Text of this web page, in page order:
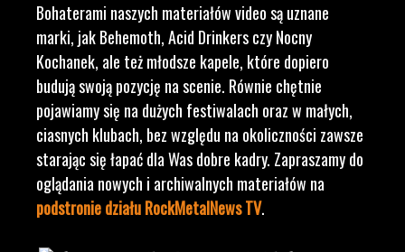
Bohaterami naszych materiałów video są uznane
marki, jak Behemoth, Acid Drinkers czy Nocny
Kochanek, ale też młodsze kapele, które dopiero
budują swoją pozycję na scenie. Równie chętnie
pojawiamy się na dużych festiwalach oraz w małych,
ciasnych klubach, bez względu na okoliczności zawsze
starając się łapać dla Was dobre kadry. Zapraszamy do
oglądania nowych i archiwalnych materiałów na
podstronie działu RockMetalNews TV.